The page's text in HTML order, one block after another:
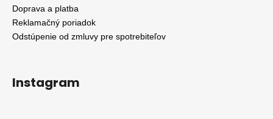
Doprava a platba
Reklamačný poriadok
Odstúpenie od zmluvy pre spotrebiteľov
Instagram